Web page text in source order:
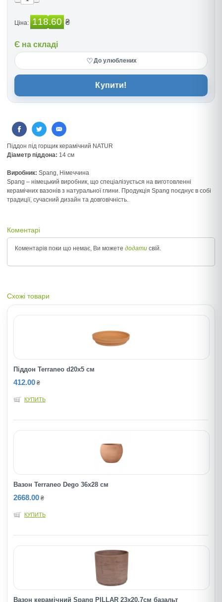
Ціна: 118.60 ₴
Є на складі
♡До улюблених
Купити!
Пiддон пiд горщик керамiчний NATUR
Діаметр пiддона: 14 см
Виробник: Spang, Німеччина
Spang – німецький виробник, що спеціалізується на виготовленні
керамічних вазонів з натуральної глини. Продукція Spang поєднує в собі
традиції, сучасний дизайн та довговічність.
Коментарі
Коментарів поки що немає, Ви можете додати свій.
Схожі товари
Піддон Terraneo d20х5 см
412.00 ₴
КУПИТЬ
Вазон Terraneo Dego 36x28 см
2668.00 ₴
КУПИТЬ
Вазон керамічний Spang PILLAR 23х20,7см базальт